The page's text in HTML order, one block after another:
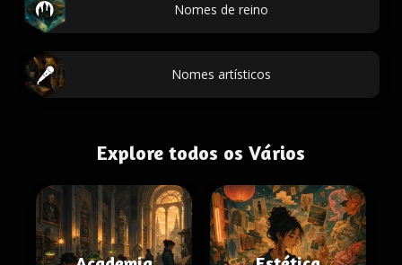
Nomes de reino
Nomes artísticos
Explore todos os Vários